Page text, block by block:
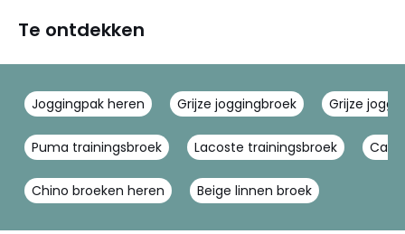
Te ontdekken
Joggingpak heren Grijze joggingbroek Grijze
Puma trainingsbroek Lacoste trainingsbroek
Chino broeken heren Beige linnen broek